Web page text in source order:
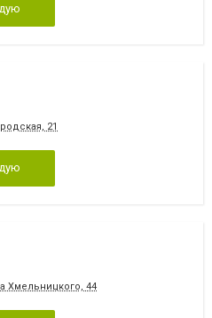
21
Хмельницкого, 44